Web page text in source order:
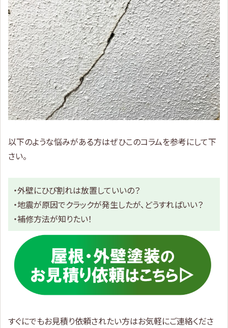
以下のような悩みがある方はぜひこのコラムを参考にして下
さい。
・外壁にひび割れは放置していいの？
・地震が原因でクラックが発生したが、どうすればいい？
・補修方法が知りたい！
すぐにでもお見積り依頼されたい方はお気軽にご連絡くださ